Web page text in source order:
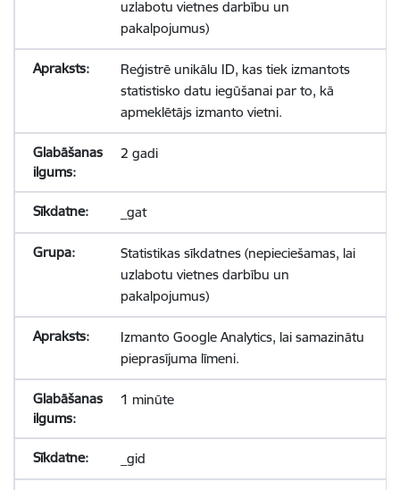
uzlabotu vietnes darbību un
pakalpojumus)
Reģistrē unikālu ID, kas tiek izmantots
statistisko datu iegūšanai par to, kā
apmeklētājs izmanto vietni.
2 gadi
_gat
Statistikas sīkdatnes (nepieciešamas, lai
uzlabotu vietnes darbību un
pakalpojumus)
Izmanto Google Analytics, lai samazinātu
pieprasījuma līmeni.
1 minūte
_gid